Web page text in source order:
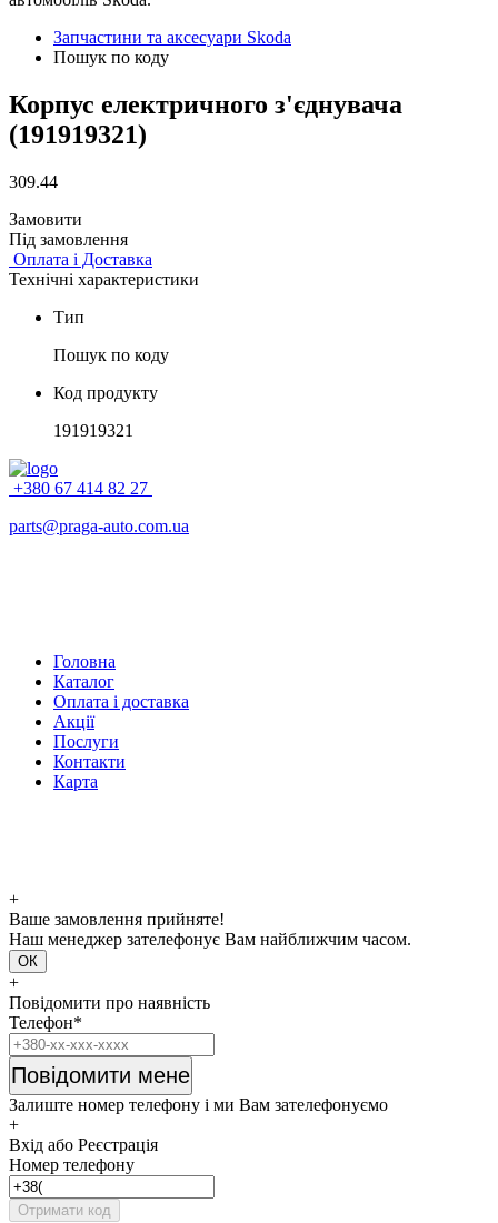
Запчастини та аксесуари Skoda
Пошук по коду
Корпус електричного з'єднувача
(191919321)
309.44
Замовити
Під замовлення
Оплата і Доставка
Технічні характеристики
Тип
Пошук по коду
Код продукту
191919321
+380 67 414 82 27
parts@praga-auto.com.ua
Головна
Каталог
Оплата і доставка
Акції
Послуги
Контакти
Карта
+
Ваше замовлення прийняте!
Наш менеджер зателефонує Вам найближчим часом.
ОК
+
Повідомити про наявність
Телефон*
Повідомити мене
Залиште номер телефону і ми Вам зателефонуємо
+
Вхід або Реєстрація
Номер телефону
Отримати код